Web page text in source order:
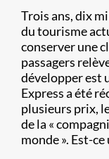
Trois ans, dix
du tourisme
conserver une
passagers
développer est
Express a été
plusieurs prix,
de la «
monde ». Est-